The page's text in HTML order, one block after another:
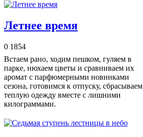
Летнее время
0 1854
Встаем рано, ходим пешком, гуляем в
парке, нюхаем цветы и сравниваем их
аромат с парфюмерными новинками
сезона, готовимся к отпуску, сбрасываем
теплую одежду вместе с лишними
килограммами.